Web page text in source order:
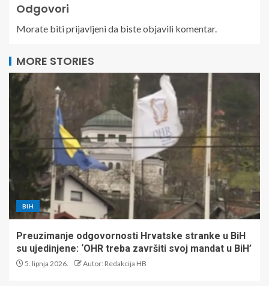
Odgovori
Morate bitiprijavljenida biste objavili komentar.
MORE STORIES
BIH
Preuzimanje odgovornosti Hrvatske stranke u BiH
su ujedinjene: ‘OHR treba završiti svoj mandat u BiH’
5. lipnja 2026. Autor: Redakcija HB